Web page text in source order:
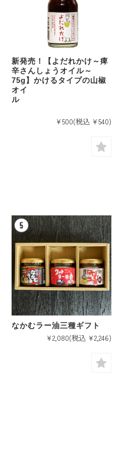
新発売！【よだれかけ～痺
辛さんしょうオイル～
75g】かけるタイプの山椒
オイ
ル
¥500(税込 ¥540)
なかむラー油三種ギフト
¥2,080(税込 ¥2,246)